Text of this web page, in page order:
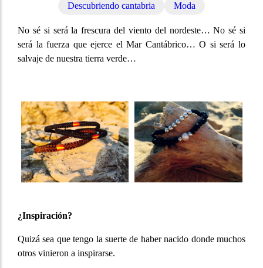
Descubriendo cantabria Moda
No sé si será la frescura del viento del nordeste… No sé si
será la fuerza que ejerce el Mar Cantábrico… O si será lo
salvaje de nuestra tierra verde…
¿Inspiración?
Quizá sea que tengo la suerte de haber nacido donde muchos
otros vinieron a inspirarse.